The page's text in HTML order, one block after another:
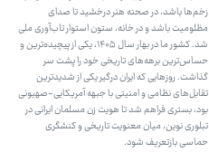
زخم‌ها باشد، در صحنه هنر درخشید تا صدای
مظلومیت باشد و در خانه، ستون استوار تاب‌آوری ملی
شد. کشور ما در بهار سال ۱۴۰۵، یکی از پیچیده‌ترین و
حساس‌ترین برهه‌های تاریخی خود را پشت سر
گذاشت. روزهایی که ایران درگیر یکی از شدیدترین
تقابل‌های نظامی و امنیتی با جبهه آمریکایی-صهیونی
بود، بستری فراهم شد تا هویت زن مسلمان ایرانی در
تبلوری نوین، میان معنویت تاریخی و کنشگری
حماسی بازتعریف شود.